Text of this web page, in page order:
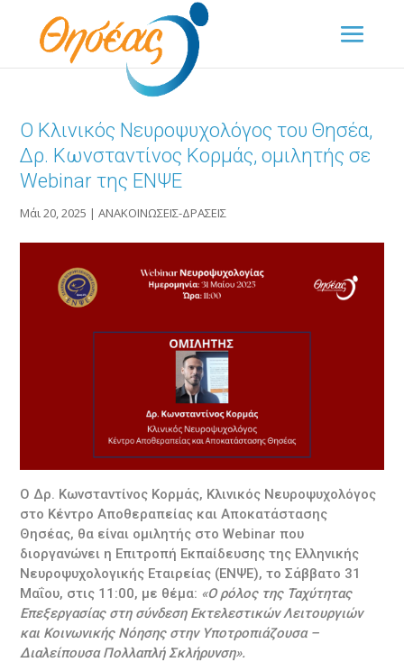
Ο Κλινικός Νευροψυχολόγος του Θησέα,
Δρ. Κωνσταντίνος Κορμάς, ομιλητής σε
Webinar της ΕΝΨΕ
Μάι 20, 2025 |ΑΝΑΚΟΙΝΩΣΕΙΣ-ΔΡΑΣΕΙΣ
Ο Δρ. Κωνσταντίνος Κορμάς, Κλινικός Νευροψυχολόγος
στο Κέντρο Αποθεραπείας και Αποκατάστασης
Θησέας, θα είναι ομιλητής στο Webinar που
διοργανώνει η Επιτροπή Εκπαίδευσης της Ελληνικής
Νευροψυχολογικής Εταιρείας (ΕΝΨΕ), το Σάββατο 31
Μαΐου, στις 11:00, με θέμα: «Ο ρόλος της Ταχύτητας
Επεξεργασίας στη σύνδεση Εκτελεστικών Λειτουργιών
και Κοινωνικής Νόησης στην Υποτροπιάζουσα –
Διαλείπουσα Πολλαπλή Σκλήρυνση».